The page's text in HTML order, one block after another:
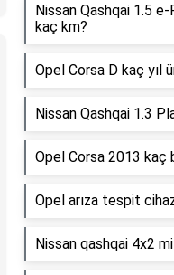
Nissan Qashqai 1.5
kaç km?
Opel Corsa D kaç yıl
Nissan Qashqai 1.3
Opel Corsa 2013 kaç
Opel arıza tespit
Nissan qashqai 4x2